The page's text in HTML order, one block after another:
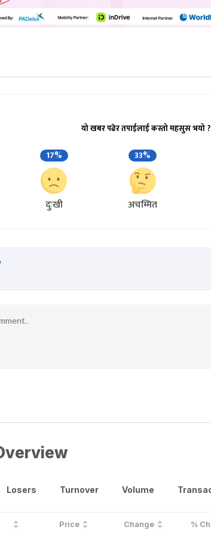
यो खबर पढेर तपाईलाई कस्तो महसुस भयो ?
17%
दुःखी
33%
अचम्मित